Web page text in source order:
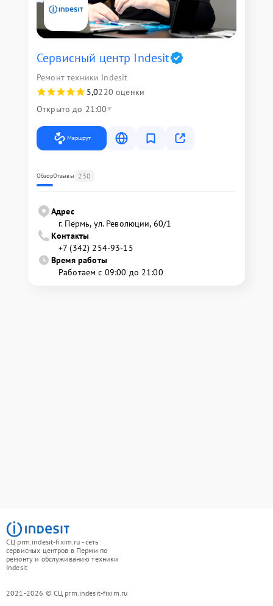
Сервисный центр Indesit
Ремонт техники Indesit
5,0220 оценки
Открыто до 21:00
Маршрут
ОбзорОтзывы 230
Адрес
г. Пермь, ул. ​Революции, 60/1
Контакты
+7 (342) 254-93-15
Время работы
Работаем с 09:00 до 21:00
СЦ prm.indesit-fixim.ru - сеть
сервисных центров в Перми по
ремонту и обслуживанию техники
Indesit
2021-2026 © СЦ prm.indesit-fixim.ru